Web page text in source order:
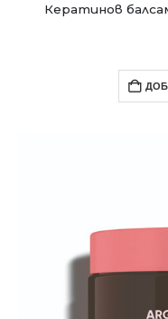
Кератинов